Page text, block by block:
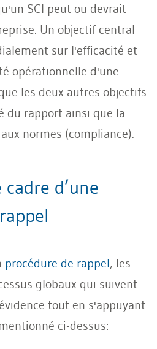
SCI peut ou devrait
Un objectif central
sur l'efficacité et
opérationnelle d'une
les deux autres objectifs
du rapport ainsi que la
normes (compliance).
d’une
procédure de rappel, les
globaux qui suivent
tout en s'appuyant
ci-dessus: